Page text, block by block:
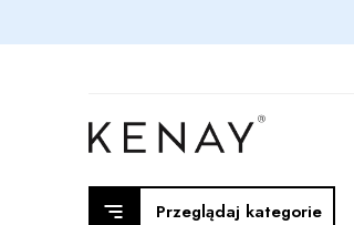
Przeglądaj kategorie